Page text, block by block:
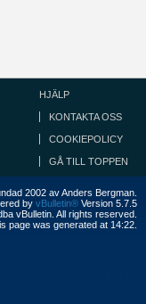
HJÄLP
KONTAKTA OSS
COOKIEPOLICY
GÅ TILL TOPPEN
2002 av Anders Bergman.
by vBulletin® Version 5.7.5
vBulletin. All rights reserved.
page was generated at 14:22.